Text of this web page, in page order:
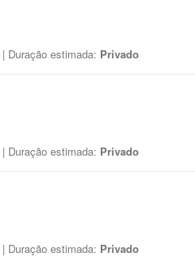
| Duração estimada: Privado
| Duração estimada: Privado
| Duração estimada: Privado